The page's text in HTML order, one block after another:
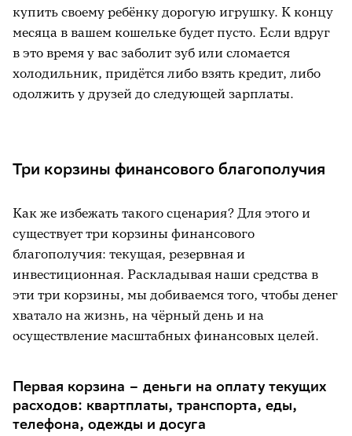
купить своему ребёнку дорогую игрушку. К концу
месяца в вашем кошельке будет пусто. Если вдруг
в это время у вас заболит зуб или сломается
холодильник, придётся либо взять кредит, либо
одолжить у друзей до следующей зарплаты.
Три корзины финансового благополучия
Как же избежать такого сценария? Для этого и
существует три корзины финансового
благополучия: текущая, резервная и
инвестиционная. Раскладывая наши средства в
эти три корзины, мы добиваемся того, чтобы денег
хватало на жизнь, на чёрный день и на
осуществление масштабных финансовых целей.
Первая корзина – деньги на оплату текущих
расходов: квартплаты, транспорта, еды,
телефона, одежды и досуга